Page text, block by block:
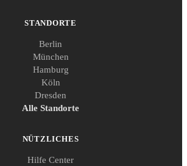
STANDORTE
Berlin
München
Hamburg
Köln
Dresden
Alle Standorte
NÜTZLICHES
Hilfe Center